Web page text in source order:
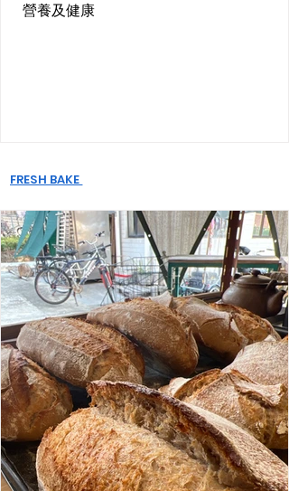
營養及健康
FRESH BAKE